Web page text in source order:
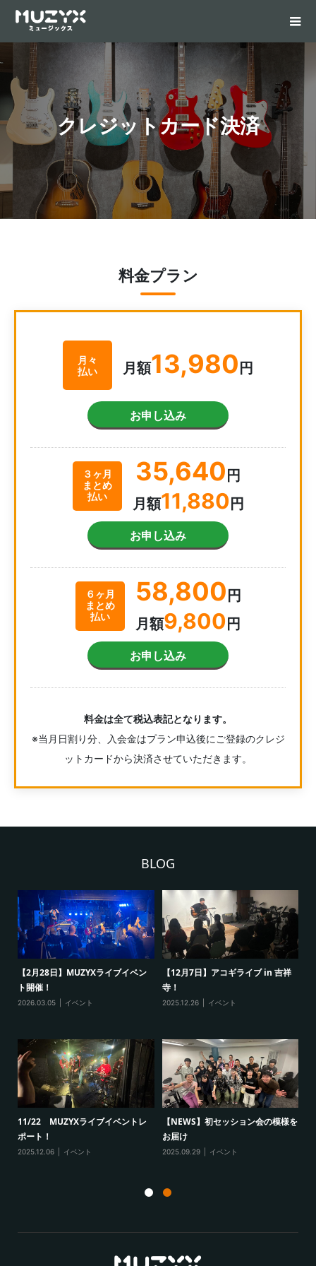
クレジットカード決済
料金プラン
月々
払い
月額13,980 円
お申し込み
３ヶ月
まとめ
払い
35,640 円
月額11,880 円
お申し込み
６ヶ月
まとめ
払い
58,800 円
月額9,800 円
お申し込み
料金は全て税込表記となります。
※当月日割り分、入会金はプラン申込後にご登録のクレジ
ットカードから決済させていただきます。
BLOG
【2月28日】MUZYXライブイベン
ト開催！
2026.03.05 イベント
【12月7日】アコギライブ in 吉祥
寺！
2025.12.26 イベント
11/22 MUZYXライブイベントレ
ポート！
2025.12.06 イベント
【NEWS】初セッション会の模様を
お届け
2025.09.29 イベント